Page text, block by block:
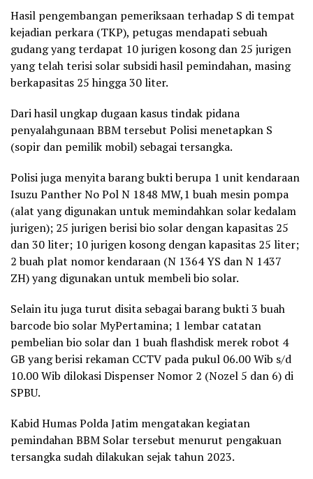
Hasil pengembangan pemeriksaan terhadap S di tempat
kejadian perkara (TKP), petugas mendapati sebuah
gudang yang terdapat 10 jurigen kosong dan 25 jurigen
yang telah terisi solar subsidi hasil pemindahan, masing
berkapasitas 25 hingga 30 liter.
Dari hasil ungkap dugaan kasus tindak pidana
penyalahgunaan BBM tersebut Polisi menetapkan S
(sopir dan pemilik mobil) sebagai tersangka.
Polisi juga menyita barang bukti berupa 1 unit kendaraan
Isuzu Panther No Pol N 1848 MW,1 buah mesin pompa
(alat yang digunakan untuk memindahkan solar kedalam
jurigen); 25 jurigen berisi bio solar dengan kapasitas 25
dan 30 liter; 10 jurigen kosong dengan kapasitas 25 liter;
2 buah plat nomor kendaraan (N 1364 YS dan N 1437
ZH) yang digunakan untuk membeli bio solar.
Selain itu juga turut disita sebagai barang bukti 3 buah
barcode bio solar MyPertamina; 1 lembar catatan
pembelian bio solar dan 1 buah flashdisk merek robot 4
GB yang berisi rekaman CCTV pada pukul 06.00 Wib s/d
10.00 Wib dilokasi Dispenser Nomor 2 (Nozel 5 dan 6) di
SPBU.
Kabid Humas Polda Jatim mengatakan kegiatan
pemindahan BBM Solar tersebut menurut pengakuan
tersangka sudah dilakukan sejak tahun 2023.